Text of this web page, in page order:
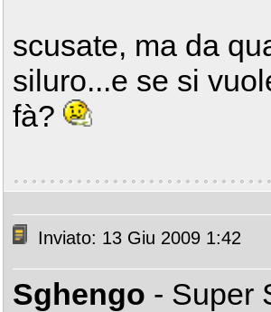
scusate, ma da
siluro...e se si
fà?
Inviato: 13 Giu 2009 1:42
Sghengo - Super